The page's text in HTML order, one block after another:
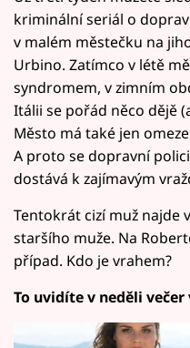
kriminální seriál o
v malém městečku na
Urbino. Zatímco v létě
syndromem, v zimním
Itálii se pořád něco dějě
Město má také jen
A proto se dopravní
dostává k zajímavým
Tentokrát cizí muž najde
staršího muže. Na
případ. Kdo je vrahem?
To uvidíte v neděli večer